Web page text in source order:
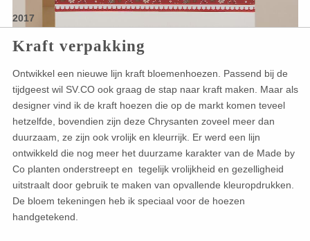
2017
Kraft verpakking
Ontwikkel een nieuwe lijn kraft bloemenhoezen. Passend bij de
tijdgeest wil SV.CO ook graag de stap naar kraft maken. Maar als
designer vind ik de kraft hoezen die op de markt komen teveel
hetzelfde, bovendien zijn deze Chrysanten zoveel meer dan
duurzaam, ze zijn ook vrolijk en kleurrijk. Er werd een lijn
ontwikkeld die nog meer het duurzame karakter van de Made by
Co planten onderstreept en tegelijk vrolijkheid en gezelligheid
uitstraalt door gebruik te maken van opvallende kleuropdrukken.
De bloem tekeningen heb ik speciaal voor de hoezen
handgetekend.